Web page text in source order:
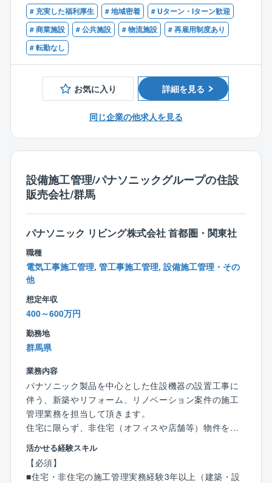
っております。ただ、休日出勤する場合は別の日にお
休みを取っていただきワークライフバランスをとれる
ようにしております。
■幅広い案件に携わりスキルアップできる環境
同社が保有する案件は多岐にわたるため、様々な業務
を経験することができスキルアップをしていくことが
できます。
使用して頂きます（ガソリン代、維持費支給）。
【施工実績】
◇Gメッセ群馬
◇共愛学園 共愛コモンズ
◇前橋赤十字病院
◇前橋育英高等学校第一体育館
◇奥伊香保旅館 諧暢楼 等
【同社の特徴】
将来的に部長や管理職などへのステップアップも可能
です。
■社員一人一人のスキル向上のため、外部講習や各種資
格取得サポートなど"建築のプロ"になっていただくよ
う、サポート体制を充実させております。
他業種入社者も在籍しており入社後1年間は先輩社員O
JTだけでなく、座学研修等で業務習得いただくことが
可能になります。
■また1人1台ノートPCと携帯電話貸与を行い、社員同
士のコミュニケーションについてもチャット、WEB会
議、データ共有のIT化が着実に整備されており、施工
業務においてもドローン等ICT導入やCAD等のインフ
ラ整備を推進しております。
# 充実した福利厚生 # 地域密着
# Uターン・Iターン歓迎
# 商業施設
# 公共施設 # 物流施設
# 再雇用制度あり
# 転勤なし
お気に入り 詳細を見る
同じ企業の他求人を見る
設備施工管理/パナソニックグループの住設
販売会社/群馬
パナソニック リビング株式会社 首都圏・関東社
職種
電気工事施工管理, 管工事施工管理, 設備施工管理・その
他
想定年収
400～600万円
勤務地
群馬県
業務内容
パナソニック製品を中心とした住設機器の設置工事に
伴う、新築やリフォーム、リノベーション案件の施工
管理業務を担当して頂きます。
住宅に限らず、非住宅（オフィスや店舗等）物件を担
当頂く事がございます。
主に空調の設備の施工監理をお任せしますが、一部外
壁工事や防音工事もございます。
活かせる経験スキル
【必須】
■住宅・非住宅の施工管理実務経験3年以上（建築・設